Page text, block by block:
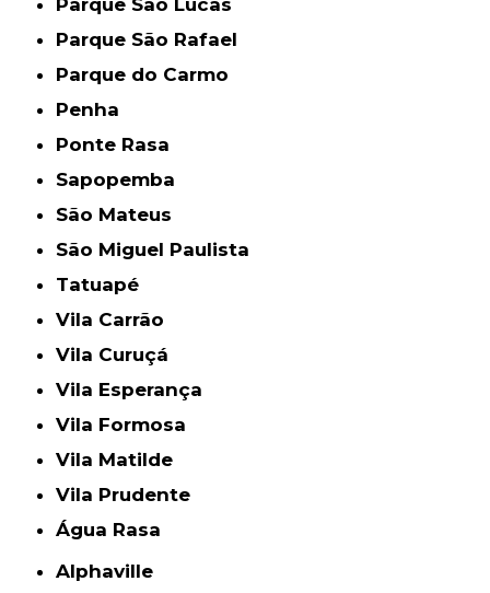
Parque São Rafael
Parque do Carmo
Penha
Ponte Rasa
Sapopemba
São Mateus
São Miguel Paulista
Tatuapé
Vila Carrão
Vila Curuçá
Vila Esperança
Vila Formosa
Vila Matilde
Vila Prudente
Água Rasa
Alphaville